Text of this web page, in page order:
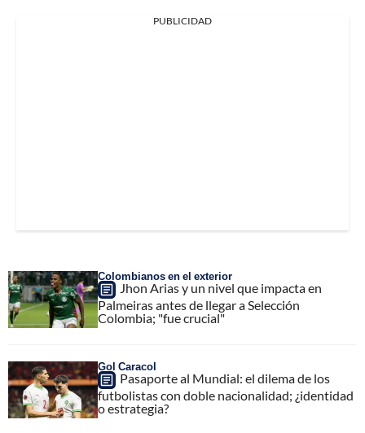
PUBLICIDAD
Colombianos en el exterior
Jhon Arias y un nivel que impacta en
Palmeiras antes de llegar a Selección
Colombia; "fue crucial"
Gol Caracol
Pasaporte al Mundial: el dilema de los
futbolistas con doble nacionalidad; ¿identidad
o estrategia?